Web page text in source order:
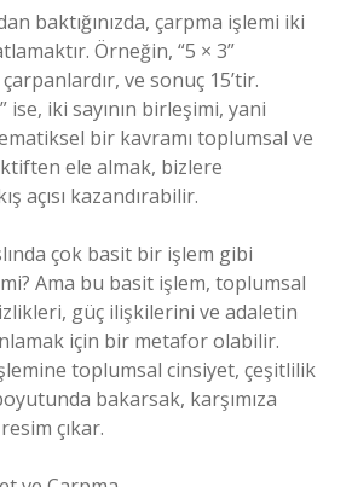
baktığınızda, çarpma işlemi iki
Örneğin, “5 × 3”
ve sonuç 15’tir.
ise, iki sayının birleşimi, yani
bir kavramı toplumsal ve
ele almak, bizlere
açısı kazandırabilir.
çok basit bir işlem gibi
Ama bu basit işlem, toplumsal
güç ilişkilerini ve adaletin
anlamak için bir metafor olabilir.
toplumsal cinsiyet, çeşitlilik
bakarsak, karşımıza
çıkar.